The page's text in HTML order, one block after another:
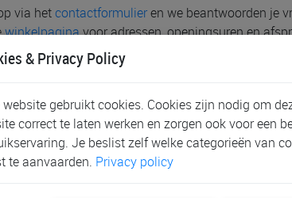
via hetcontactformulieren we beantwoorden je
winkelpaginavoor adressen, openingsuren en
& Privacy Policy
website gebruikt cookies. Cookies zijn nodig om
correct te laten werken en zorgen ook voor een
Je beslist zelf welke categorieën van
te aanvaarden. Privacy policy